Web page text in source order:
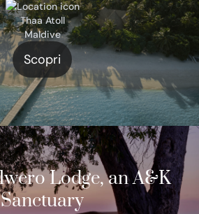
Thaa Atoll
Maldive
Scopri
Lodge, an A&K
Sanctuary